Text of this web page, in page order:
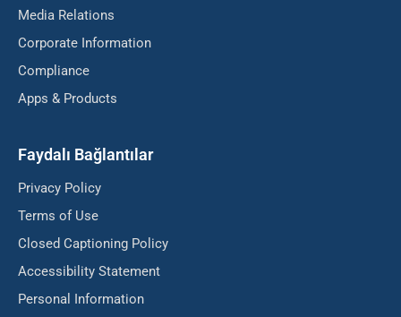
Media Relations
Corporate Information
Compliance
Apps & Products
Faydalı Bağlantılar
Privacy Policy
Terms of Use
Closed Captioning Policy
Accessibility Statement
Personal Information